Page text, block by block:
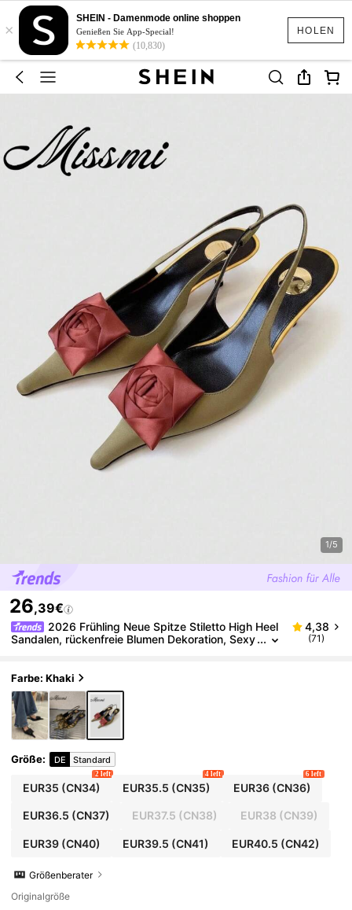
HOLEN
×
SHEIN - Damenmode online shoppen
Genießen Sie App-Special!
(10,830)
1/5
26,39€
2026 Frühling Neue Spitze Stiletto High Heel
Sandalen, rückenfreie Blumen Dekoration, Sexy
eschenk
4,38
(71)
Farbe: Khaki
Größe: DE Standard
EUR35 (CN34)
2 left
EUR35.5 (CN35)
4 left
EUR36(CN36)
6 left
EUR36.5 (CN37) EUR37.5 (CN38) EUR38 (CN39)
EUR39(CN40) EUR39.5 (CN41) EUR40.5 (CN42)
Größenberater
Originalgröße